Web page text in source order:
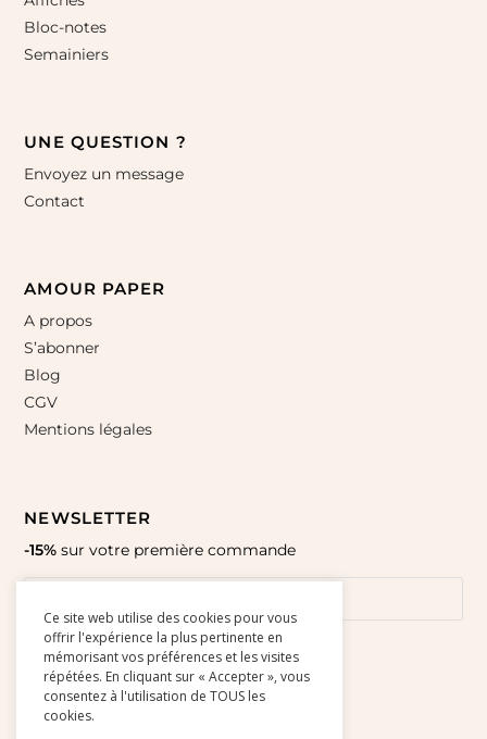
Bloc-notes
Semainiers
UNE QUESTION ?
Envoyez un message
Contact
AMOUR PAPER
A propos
S’abonner
Blog
CGV
Mentions légales
NEWSLETTER
-15% sur votre première commande
Ce site web utilise des cookies pour vous
offrir l'expérience la plus pertinente en
mémorisant vos préférences et les visites
répétées. En cliquant sur « Accepter », vous
consentez à l'utilisation de TOUS les
cookies.